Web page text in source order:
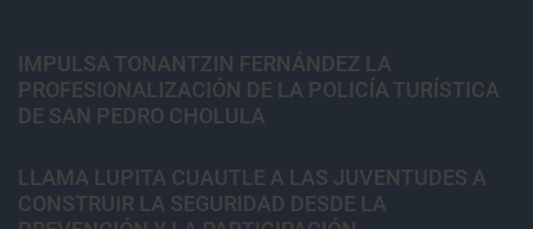
IMPULSA TONANTZIN FERNÁNDEZ LA
PROFESIONALIZACIÓN DE LA POLICÍA TURÍSTICA
DE SAN PEDRO CHOLULA
LLAMA LUPITA CUAUTLE A LAS JUVENTUDES A
CONSTRUIR LA SEGURIDAD DESDE LA